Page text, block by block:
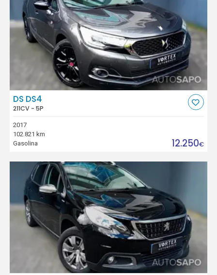
DS DS4
211CV - 5P
2017
102.821 km
Gasolina
12.250€